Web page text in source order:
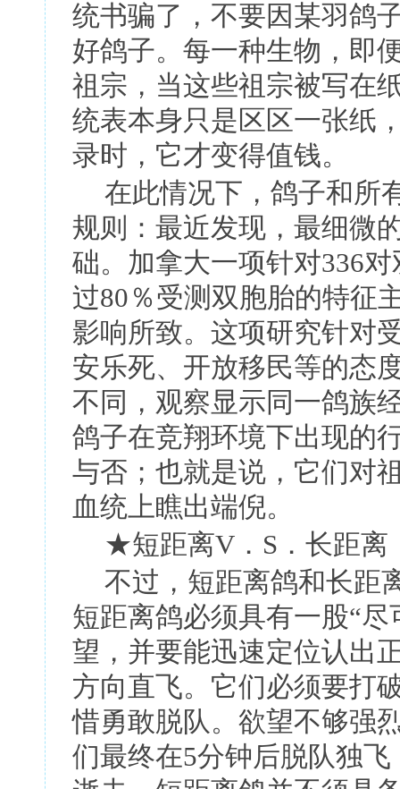
统书骗了，不要因某羽鸽
好鸽子。每一种生物，即
祖宗，当这些祖宗被写在
统表本身只是区区一张纸
录时，它才变得值钱。
在此情况下，鸽子和所
规则：最近发现，最细微
础。加拿大一项针对336对
过80 ％受测双胞胎的特征
影响所致。这项研究针对
安乐死、开放移民等的态
不同，观察显示同一鸽族
鸽子在竞翔环境下出现的
与否；也就是说，它们对
血统上瞧出端倪。
★短距离V ． S ．长距离
不过，短距离鸽和长距
短距离鸽必须具有一股“尽
望，并要能迅速定位认出
方向直飞。它们必须要打
惜勇敢脱队。欲望不够强
们最终在5分钟后脱队独